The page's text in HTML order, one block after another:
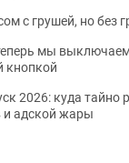
с грушей, но без
мы
кнопкой
2026: куда тайно
и адской жары